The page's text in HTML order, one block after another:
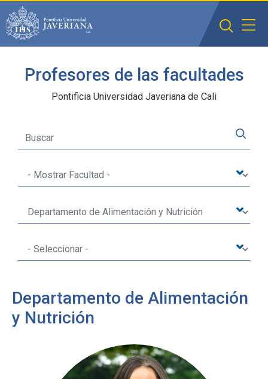
Saltar al contenido principal
Profesores de las facultades
Pontificia Universidad Javeriana de Cali
Departamento de Alimentación
y Nutrición